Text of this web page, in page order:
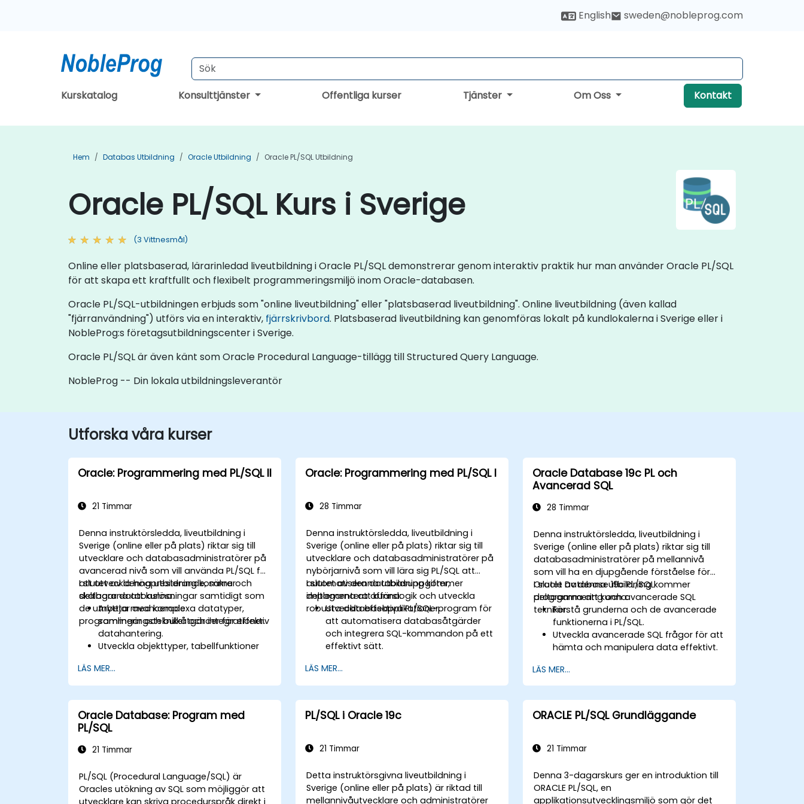
English sweden@nobleprog.com
Kurskatalog Konsulttjänster Offentliga kurser Tjänster Om Oss Kontakt
Hem Databas Utbildning Oracle Utbildning Oracle PL/SQL Utbildning
Oracle PL/SQL Kurs i Sverige
(3 Vittnesmål)
Online eller platsbaserad, lärarinledad liveutbildning i Oracle PL/SQL demonstrerar genom interaktiv praktik hur man använder Oracle PL/SQL
för att skapa ett kraftfullt och flexibelt programmeringsmiljö inom Oracle-databasen.
Oracle PL/SQL-utbildningen erbjuds som "online liveutbildning" eller "platsbaserad liveutbildning". Online liveutbildning (även kallad
"fjärranvändning") utförs via en interaktiv, fjärrskrivbord. Platsbaserad liveutbildning kan genomföras lokalt på kundlokalerna i Sverige eller i
NobleProg:s företagsutbildningscenter i Sverige.
Oracle PL/SQL är även känt som Oracle Procedural Language-tillägg till Structured Query Language.
NobleProg -- Din lokala utbildningsleverantör
Utforska våra kurser
Oracle: Programmering med PL/SQL II
21 Timmar
Denna instruktörsledda, liveutbildning i
Sverige (online eller på plats) riktar sig till
utvecklare och databasadministratörer på
avancerad nivå som vill använda PL/SQL för
att utveckla högpresterande, säkra och
skalbara databaslösningar samtidigt som
de utnyttjar avancerade
programmeringstekniker och integrationer.
I slutet av denna utbildning kommer
deltagarna att kunna:
Arbeta med komplexa datatyper,
samlingar och bulkåtgärder för effektiv
datahantering.
Utveckla objekttyper, tabellfunktioner
förbättra databasens funktionalitet.
Använd prestandajusteringstekniker,
skydda mot SQL inmatning.
Implementera applikationskontexter,
VPD och säkra programenheter för
robusta databaslösningar.
LÄS MER...
Oracle: Programmering med PL/SQL I
28 Timmar
Denna instruktörsledda, liveutbildning i
Sverige (online eller på plats) riktar sig till
utvecklare och databasadministratörer på
nybörjarnivå som vill lära sig PL/SQL att
automatisera databasuppgifter,
implementera affärslogik och utveckla
robusta databasapplikationer.
I slutet av denna utbildning kommer
deltagarna att kunna:
Utveckla effektiva PL/SQL-program för
att automatisera databasåtgärder
och integrera SQL-kommandon på ett
effektivt sätt.
programenheter, inklusive procedurer,
funktioner, paket och triggers, för
Implementera avancerade
datastrukturer som associativa arrayer
av markörer.
skydda kod med krypterings-,
fördunklings- och villkorsstyrda
kompileringstekniker.
LÄS MER...
Oracle Database 19c PL och
Avancerad SQL
28 Timmar
Denna instruktörsledda, liveutbildning i
Sverige (online eller på plats) riktar sig till
databasadministratörer på mellannivå
som vill ha en djupgående förståelse för
Oracle Database 19c PL/SQL
programmering och avancerade SQL
tekniker.
I slutet av denna utbildning kommer
deltagarna att kunna:
Förstå grunderna och de avancerade
funktionerna i PL/SQL.
Utveckla avancerade SQL frågor för att
hämta och manipulera data effektivt.
programmeringskonstruktioner för att
hantera data- och
databasoperationer.
Optimera SQL frågor för bättre
prestanda.
som samlingar, massbearbetning och
Lär dig att felsöka och hantera PL/SQL
program effektivt.
LÄS MER...
Oracle Database: Program med
PL/SQL
21 Timmar
PL/SQL (Procedural Language/SQL) är
Oracles utökning av SQL som möjliggör att
utvecklare kan skriva procedurspråk direkt i
PL/SQL i Oracle 19c
21 Timmar
Detta instruktörsgivna liveutbildning i
Sverige (online eller på plats) är riktad till
mellannivåutvecklare och administratörer
ORACLE PL/SQL Grundläggande
21 Timmar
Denna 3-dagarskurs ger en introduktion till
ORACLE PL/SQL, en
applikationsutvecklingsmiljö som gör det